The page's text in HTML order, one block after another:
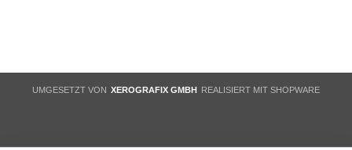
UMGESETZT VON XEROGRAFIX GMBH REALISIERT MIT SHOPWARE